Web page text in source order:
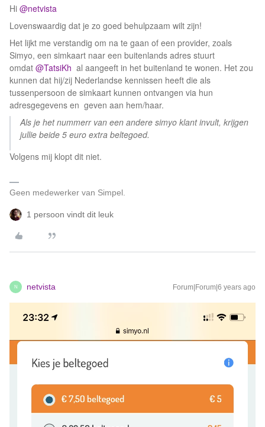
Hi @netvista
Lovenswaardig dat je zo goed behulpzaam wilt zijn!
Het lijkt me verstandig om na te gaan of een provider, zoals
Simyo, een simkaart naar een buitenlands adres stuurt
omdat @TatsiKh al aangeeft in het buitenland te wonen. Het zou
kunnen dat hij/zij Nederlandse kennissen heeft die als
tussenpersoon de simkaart kunnen ontvangen via hun
adresgegevens en geven aan hem/haar.
Als je het nummerr van een andere simyo klant invult, krijgen
jullie beide 5 euro extra beltegoed.
Volgens mij klopt dit niet.
Geen medewerker van Simpel.
1 persoon vindt dit leuk
N netvista Forum|Forum|6 years ago